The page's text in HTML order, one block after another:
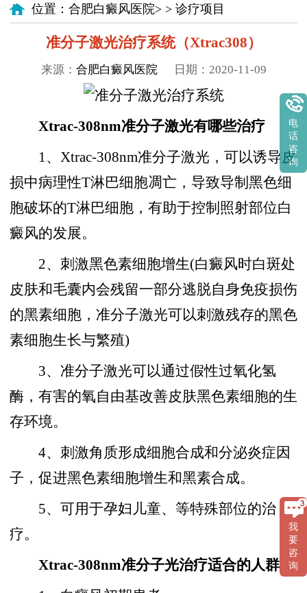
位置：合肥白癜风医院> >诊疗项目
准分子激光治疗系统（Xtrac308）
来源： 合肥白癜风医院日期：2020-11-09
Xtrac-308nm准分子激光有哪些治疗
1、Xtrac-308nm准分子激光，可以诱导皮
损中病理性T淋巴细胞凋亡，导致导制黑色细
胞破坏的T淋巴细胞，有助于控制照射部位白
癜风的发展。
2、刺激黑色素细胞增生(白癜风时白斑处
皮肤和毛囊内会残留一部分逃脱自身免疫损伤
的黑素细胞，准分子激光可以刺激残存的黑色
素细胞生长与繁殖)
3、准分子激光可以通过假性过氧化氢
酶，有害的氧自由基改善皮肤黑色素细胞的生
存环境。
4、刺激角质形成细胞合成和分泌炎症因
子，促进黑色素细胞增生和黑素合成。
5、可用于孕妇儿童、等特殊部位的治
疗。
Xtrac-308nm准分子光治疗适合的人群
我
要
咨
询
电
话
咨
询